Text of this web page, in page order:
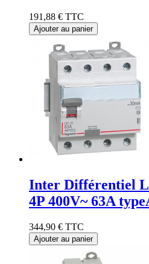
191,88 € TTC
Ajouter au panier
Inter Différentiel
4P 400V~ 63A
344,90 € TTC
Ajouter au panier